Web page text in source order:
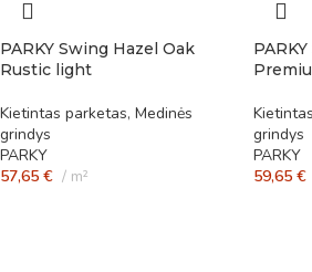
PARKY Swing Hazel Oak
Rustic light
Kietintas parketas, Medinės
grindys
PARKY
57,65 € m²
grindys
PARKY
59,65 €